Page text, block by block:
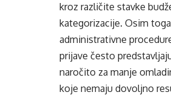
kroz različite stavke
kategorizacije. Osim
administrativne
prijave često
naročito za manje
koje nemaju dovoljno